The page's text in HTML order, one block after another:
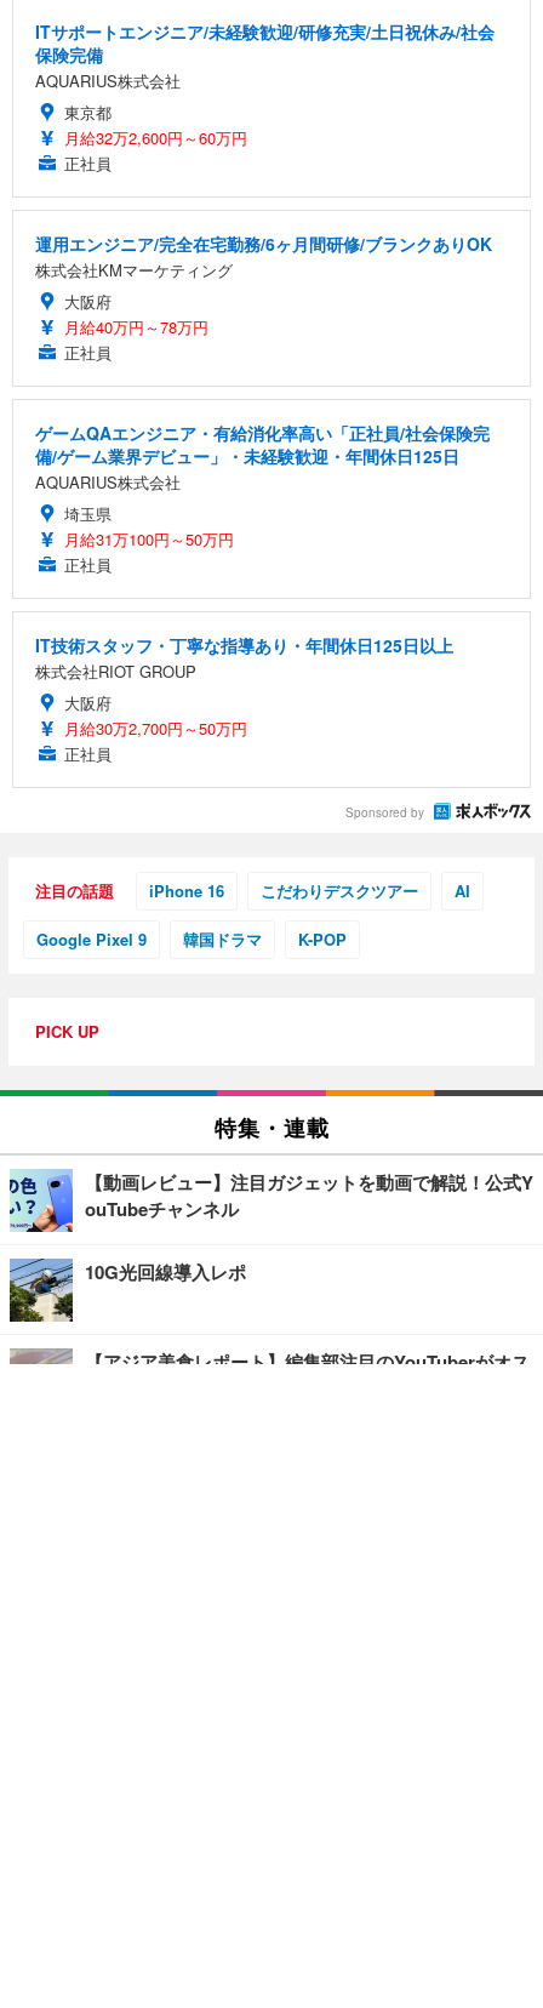
ITサポートエンジニア/未経験歓迎/研修充実/土日祝休み/社会
保険完備
AQUARIUS株式会社
東京都
月給32万2,600円～60万円
正社員
運用エンジニア/完全在宅勤務/6ヶ月間研修/ブランクありOK
株式会社KMマーケティング
大阪府
月給40万円～78万円
正社員
ゲームQAエンジニア・有給消化率高い「正社員/社会保険完
備/ゲーム業界デビュー」・未経験歓迎・年間休日125日
AQUARIUS株式会社
埼玉県
月給31万100円～50万円
正社員
IT技術スタッフ・丁寧な指導あり・年間休日125日以上
株式会社RIOT GROUP
大阪府
月給30万2,700円～50万円
正社員
Sponsored by
注目の話題 iPhone 16 こだわりデスクツアー AI
Google Pixel 9 韓国ドラマ K-POP
PICK UP
特集・連載
【動画レビュー】注目ガジェットを動画で解説！公式Y
ouTubeチャンネル
10G光回線導入レポ
【アジア美食レポート】編集部注目のYouTuberがオス